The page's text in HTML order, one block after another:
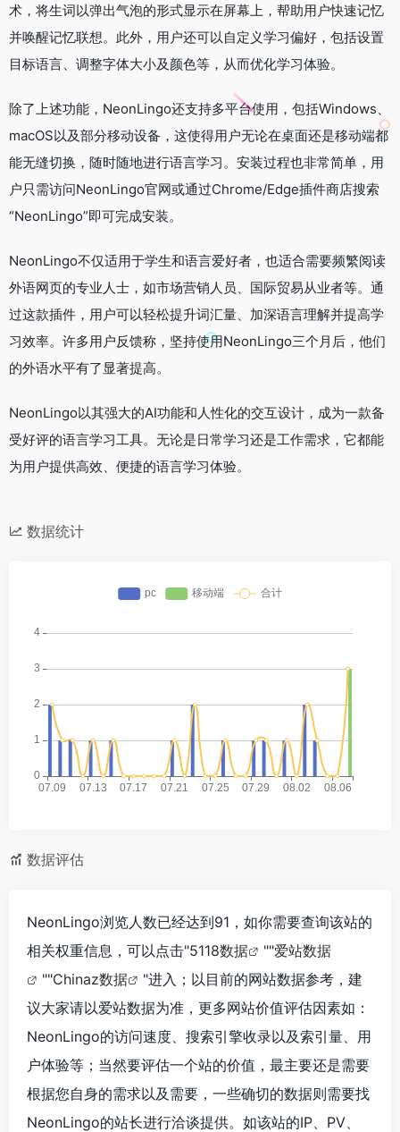
术，将生词以弹出气泡的形式显示在屏幕上，帮助用户快速记忆
并唤醒记忆联想。此外，用户还可以自定义学习偏好，包括设置
目标语言、调整字体大小及颜色等，从而优化学习体验。
除了上述功能，NeonLingo还支持多平台使用，包括Windows、
macOS以及部分移动设备，这使得用户无论在桌面还是移动端都
能无缝切换，随时随地进行语言学习。安装过程也非常简单，用
户只需访问NeonLingo官网或通过Chrome/Edge插件商店搜索
“NeonLingo”即可完成安装。
NeonLingo不仅适用于学生和语言爱好者，也适合需要频繁阅读
外语网页的专业人士，如市场营销人员、国际贸易从业者等。通
过这款插件，用户可以轻松提升词汇量、加深语言理解并提高学
习效率。许多用户反馈称，坚持使用NeonLingo三个月后，他们
的外语水平有了显著提高。
NeonLingo以其强大的AI功能和人性化的交互设计，成为一款备
受好评的语言学习工具。无论是日常学习还是工作需求，它都能
为用户提供高效、便捷的语言学习体验。
数据统计
数据评估
NeonLingo浏览人数已经达到91，如你需要查询该站的
相关权重信息，可以点击"5118数据 ""爱站数据
""Chinaz数据
"进入；以目前的网站数据参考，建
议大家请以爱站数据为准，更多网站价值评估因素如：
NeonLingo的访问速度、搜索引擎收录以及索引量、用
户体验等；当然要评估一个站的价值，最主要还是需要
根据您自身的需求以及需要，一些确切的数据则需要找
NeonLingo的站长进行洽谈提供。如该站的IP、PV、